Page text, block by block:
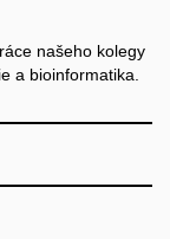
našeho kolegy
a bioinformatika.